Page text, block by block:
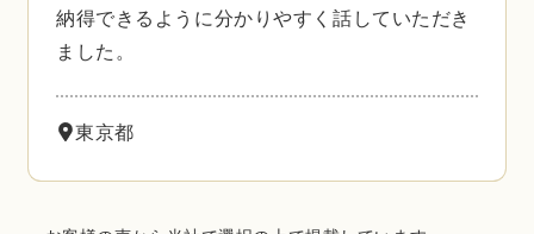
納得できるように分かりやすく話していただき
ました。
東京都